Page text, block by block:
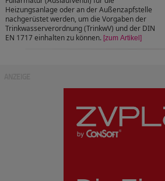
Heizungsanlage oder an der Außenzapfstelle
nachgerüstet werden, um die Vorgaben der
Trinkwasserverordnung (TrinkwV) und der DIN
EN 1717 einhalten zu können. [zum Artikel]